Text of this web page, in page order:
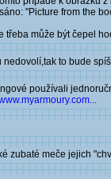
"Picture from the
může být čepel
to bude
používali
zubaté meče jejich